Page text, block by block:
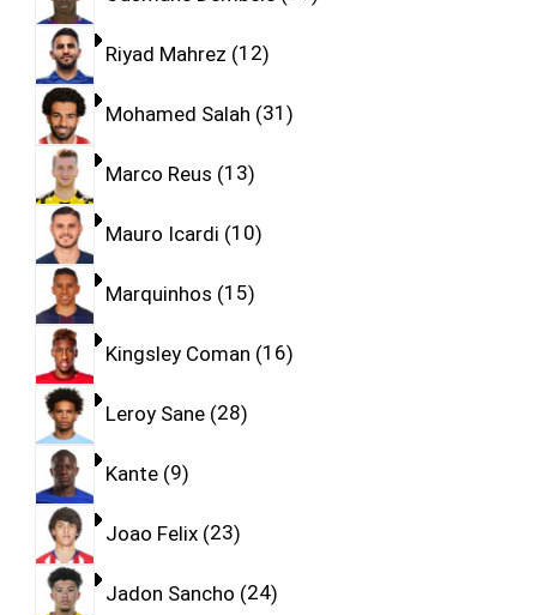
Riyad Mahrez 12
Mohamed Salah 31
Marco Reus 13
Mauro Icardi 10
Marquinhos 15
Kingsley Coman 16
Leroy Sane 28
Kante 9
Joao Felix 23
Jadon Sancho 24